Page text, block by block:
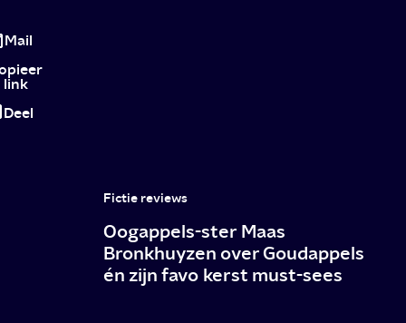
Crown
komt
terug!
Dit
Mail
link
Deel
Fictie reviews
Oogappels-ster Maas
Bronkhuyzen over Goudappels
én zijn favo kerst must-sees